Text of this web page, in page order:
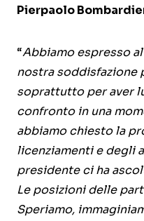
Pierpaolo
“Abbiamo espresso
nostra soddisfazione
soprattutto per aver
confronto in una
abbiamo chiesto la
licenziamenti e degli
presidente ci ha
Le posizioni delle
Speriamo,